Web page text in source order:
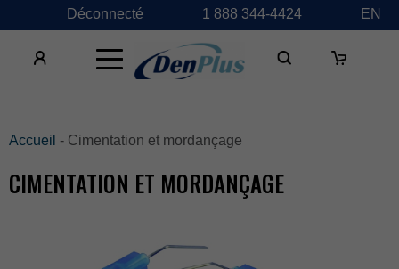
Déconnecté 1888344-4424 EN
×
Accueil -Cimentationetmordançage
CIMENTATIONETMORDANÇAGE